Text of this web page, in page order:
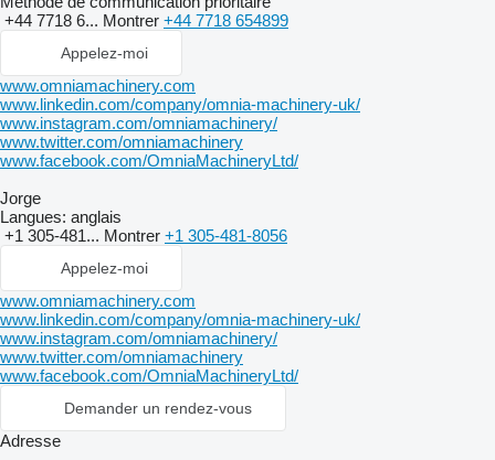
+44 7718 6... Montrer +44 7718 654899
Appelez-moi
www.omniamachinery.com
www.linkedin.com/company/omnia-machinery-uk/
www.instagram.com/omniamachinery/
www.twitter.com/omniamachinery
www.facebook.com/OmniaMachineryLtd/
Jorge
Langues: anglais
+1 305-481... Montrer +1 305-481-8056
Appelez-moi
www.omniamachinery.com
www.linkedin.com/company/omnia-machinery-uk/
www.instagram.com/omniamachinery/
www.twitter.com/omniamachinery
www.facebook.com/OmniaMachineryLtd/
Demander un rendez-vous
Adresse